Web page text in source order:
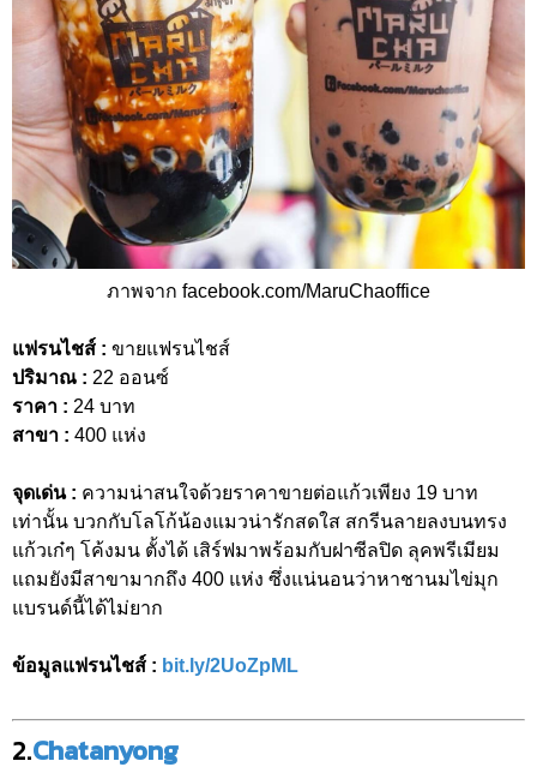
ภาพจาก facebook.com/MaruChaoffice
แฟรนไชส์ : ขายแฟรนไชส์
ปริมาณ : 22 ออนซ์
ราคา : 24 บาท
สาขา : 400 แห่ง
จุดเด่น : ความน่าสนใจด้วยราคาขายต่อแก้วเพียง 19 บาท
เท่านั้น บวกกับโลโก้น้องแมวน่ารักสดใส สกรีนลายลงบนทรง
แก้วเก๋ๆ โค้งมน ตั้งได้ เสิร์ฟมาพร้อมกับฝาซีลปิด ลุคพรีเมียม
แถมยังมีสาขามากถึง 400 แห่ง ซึ่งแน่นอนว่าหาชานมไข่มุก
แบรนด์นี้ได้ไม่ยาก
ข้อมูลแฟรนไชส์ : bit.ly/2UoZpML
2.Chatanyong